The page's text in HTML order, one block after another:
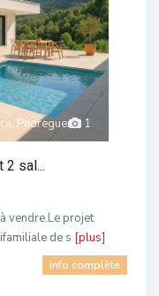
1
Pedreguer
2 sal...
vendre.Le projet
de s [plus]
info complète